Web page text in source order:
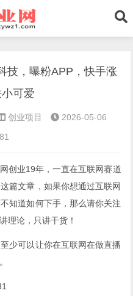
技，曝粉APP，快手涨
可爱
创业项目
2026-05-06
创业19年，一直在互联网赛道
篇文章，如果你想通过互联网
知道如何下手，那么请你关注
理论，只讲干货！
少可以让你在互联网在做直播